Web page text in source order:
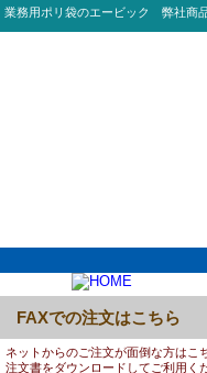
業務用ポリ袋のエービック 弊社商
FAXでの注文はこちら
ネットからのご注文が面倒な方はこ
注文書をダウンロードしてご利用く